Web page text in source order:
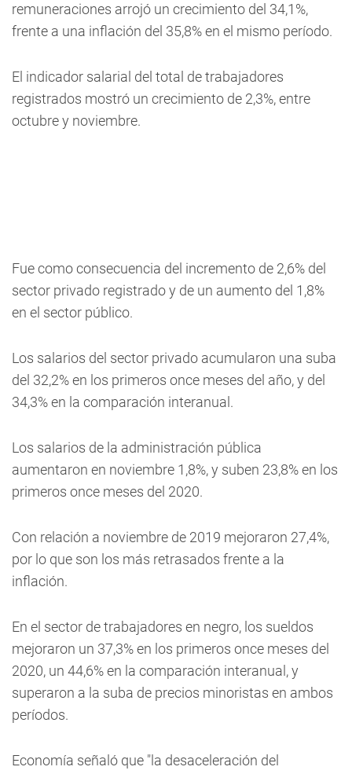
remuneraciones arrojó un crecimiento del 34,1%,
frente a una inflación del 35,8% en el mismo período.
El indicador salarial del total de trabajadores
registrados mostró un crecimiento de 2,3%, entre
octubre y noviembre.
Fue como consecuencia del incremento de 2,6% del
sector privado registrado y de un aumento del 1,8%
en el sector público.
Los salarios del sector privado acumularon una suba
del 32,2% en los primeros once meses del año, y del
34,3% en la comparación interanual.
Los salarios de la administración pública
aumentaron en noviembre 1,8%, y suben 23,8% en los
primeros once meses del 2020.
Con relación a noviembre de 2019 mejoraron 27,4%,
por lo que son los más retrasados frente a la
inflación.
En el sector de trabajadores en negro, los sueldos
mejoraron un 37,3% en los primeros once meses del
2020, un 44,6% en la comparación interanual, y
superaron a la suba de precios minoristas en ambos
períodos.
Economía señaló que "la desaceleración del